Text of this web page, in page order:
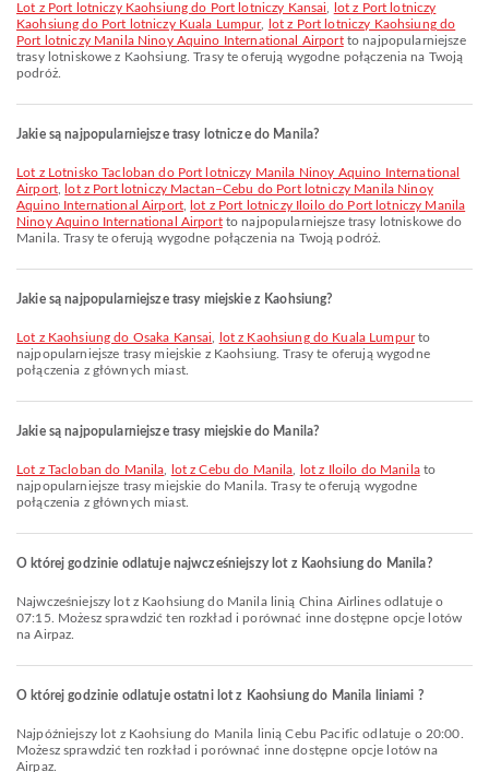
lot z Port lotniczy Kaohsiung do Port lotniczy Kansai
lot z Port lotniczy
Kaohsiung do Port lotniczy Kuala Lumpur,
lot z Port lotniczy Kaohsiung do
Port lotniczy Manila Ninoy Aquino International Airportto najpopularniejsze
trasy lotniskowe z Kaohsiung. Trasy te oferują wygodne połączenia na Twoją
podróż.
Jakie są najpopularniejsze trasy lotnicze do Manila?
lot z Lotnisko Tacloban do Port lotniczy Manila Ninoy Aquino International
Airport,
lot z Port lotniczy Mactan–Cebu do Port lotniczy Manila Ninoy
Aquino International Airport,
lot z Port lotniczy Iloilo do Port lotniczy Manila
Ninoy Aquino International Airportto najpopularniejsze trasy lotniskowe do
Manila. Trasy te oferują wygodne połączenia na Twoją podróż.
Jakie są najpopularniejsze trasy miejskie z Kaohsiung?
lot z Kaohsiung do Osaka Kansai lot z Kaohsiung do Kuala Lumpurto
najpopularniejsze trasy miejskie z Kaohsiung. Trasy te oferują wygodne
połączenia z głównych miast.
Jakie są najpopularniejsze trasy miejskie do Manila?
lot z Tacloban do Manila lot z Cebu do Manila lot z Iloilo do Manilato
najpopularniejsze trasy miejskie do Manila. Trasy te oferują wygodne
połączenia z głównych miast.
O której godzinie odlatuje najwcześniejszy lot z Kaohsiung do Manila?
Najwcześniejszy lot z Kaohsiung do Manila linią China Airlines odlatuje o
07:15. Możesz sprawdzić ten rozkład i porównać inne dostępne opcje lotów
na Airpaz.
O której godzinie odlatuje ostatni lot z Kaohsiung do Manila liniami ?
Najpóźniejszy lot z Kaohsiung do Manila linią Cebu Pacific odlatuje o 20:00.
Możesz sprawdzić ten rozkład i porównać inne dostępne opcje lotów na
Airpaz.